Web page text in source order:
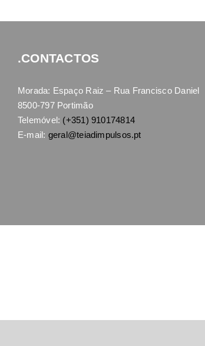
.CONTACTOS
Morada: Espaço Raiz – Rua Francisco Daniel
8500-797 Portimão
Telemóvel: (+351) 910174814
E-mail: geral@teiadimpulsos.pt